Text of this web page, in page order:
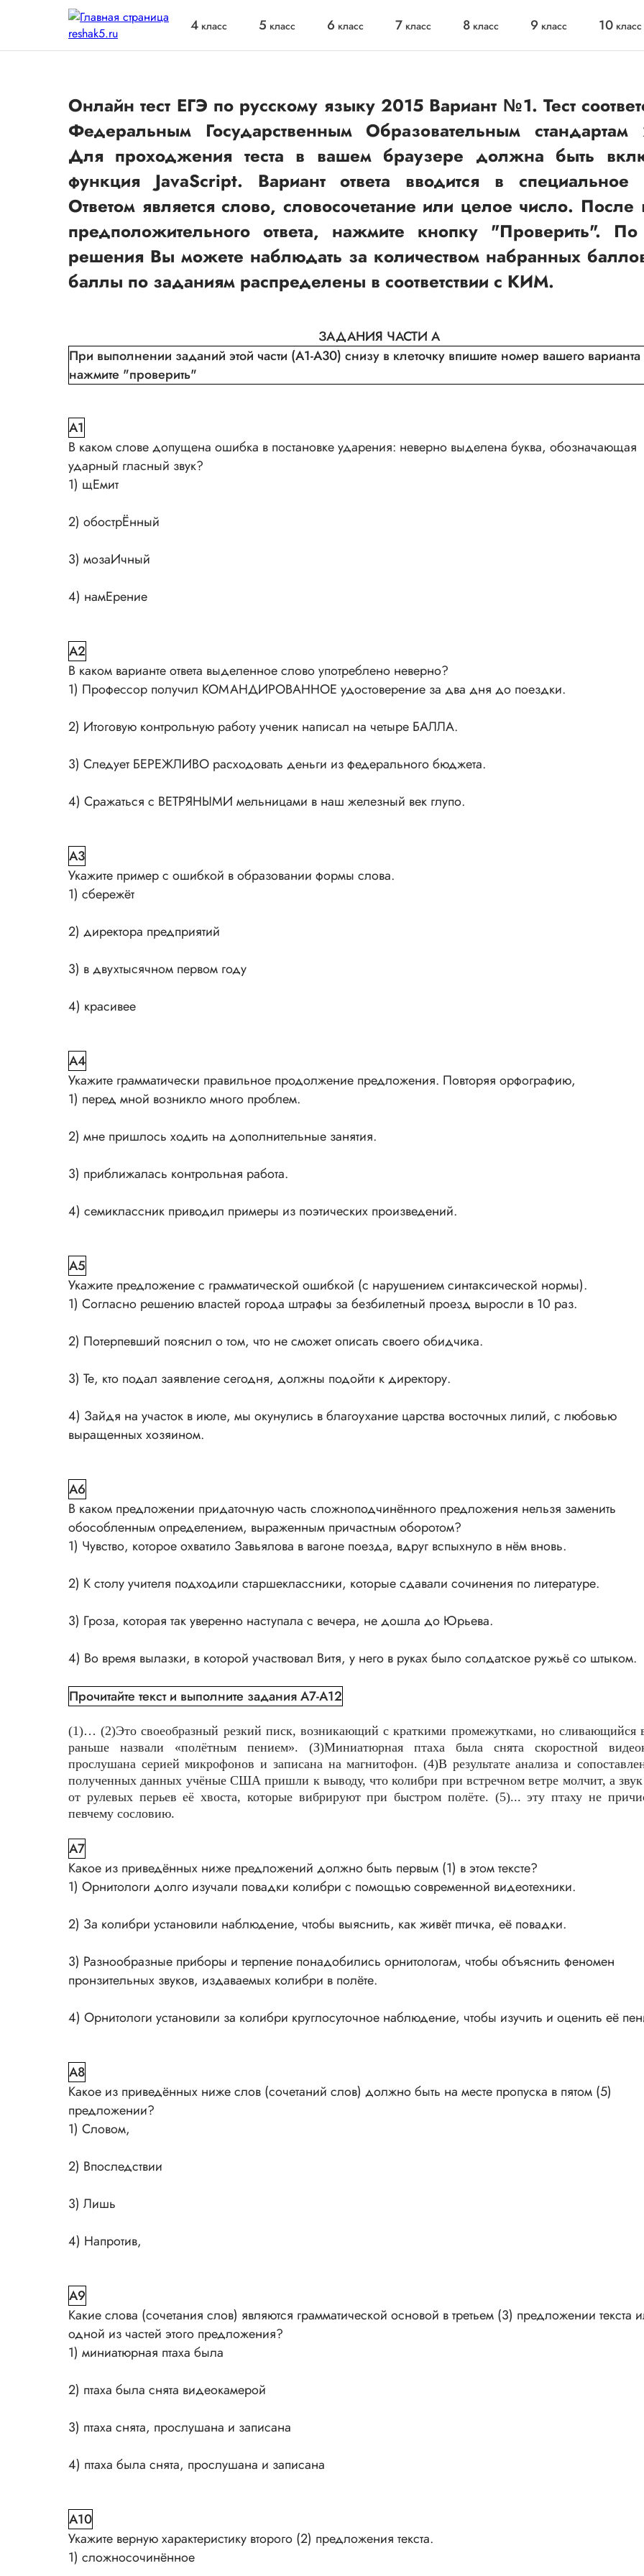
4 класс 5 класс 6 класс 7 класс 8 класс 9 класс 10 класс
Онлайн тест ЕГЭ по русскому языку 2015 Вариант №1. Тест
Федеральным Государственным Образовательным стандартам
Для проходжения теста в вашем браузере должна быть
функция JavaScript. Вариант ответа вводится в специальное
Ответом является слово, словосочетание или целое число. После
предположительного ответа, нажмите кнопку "Проверить".
решения Вы можете наблюдать за количеством набранных
баллы по заданиям распределены в соответствии с КИМ.
ЗАДАНИЯ ЧАСТИ A
При выполнении заданий этой части (А1-А30) снизу в клеточку впишите номер вашего варианта
нажмите "проверить"
A1
В каком слове допущена ошибка в постановке ударения: неверно выделена буква, обозначающая
ударный гласный звук?
1) щЕмит
2) обострЁнный
3) мозаИчный
4) намЕрение
A2
В каком варианте ответа выделенное слово употреблено неверно?
1) Профессор получил КОМАНДИРОВАННОЕ удостоверение за два дня до поездки.
2) Итоговую контрольную работу ученик написал на четыре БАЛЛА.
3) Следует БЕРЕЖЛИВО расходовать деньги из федерального бюджета.
4) Сражаться с ВЕТРЯНЫМИ мельницами в наш железный век глупо.
A3
Укажите пример с ошибкой в образовании формы слова.
1) сбережёт
2) директора предприятий
3) в двухтысячном первом году
4) красивее
A4
Укажите грамматически правильное продолжение предложения. Повторяя орфографию,
1) перед мной возникло много проблем.
2) мне пришлось ходить на дополнительные занятия.
3) приближалась контрольная работа.
4) семиклассник приводил примеры из поэтических произведений.
A5
Укажите предложение с грамматической ошибкой (с нарушением синтаксической нормы).
1) Согласно решению властей города штрафы за безбилетный проезд выросли в 10 раз.
2) Потерпевший пояснил о том, что не сможет описать своего обидчика.
3) Те, кто подал заявление сегодня, должны подойти к директору.
4) Зайдя на участок в июле, мы окунулись в благоухание царства восточных лилий, с любовью
выращенных хозяином.
A6
В каком предложении придаточную часть сложноподчинённого предложения нельзя заменить
обособленным определением, выраженным причастным оборотом?
1) Чувство, которое охватило Завьялова в вагоне поезда, вдруг вспыхнуло в нём вновь.
2) К столу учителя подходили старшеклассники, которые сдавали сочинения по литературе.
3) Гроза, которая так уверенно наступала с вечера, не дошла до Юрьева.
4) Во время вылазки, в которой участвовал Витя, у него в руках было солдатское ружьё со штыком.
Прочитайте текст и выполните задания А7-А12
(1)… (2)Это своеобразный резкий писк, возникающий с краткими промежутками, но сливающийся
раньше назвали «полётным пением». (З)Миниатюрная птаха была снята скоростной
прослушана серией микрофонов и записана на магнитофон. (4)В результате анализа и
полученных данных учёные США пришли к выводу, что колибри при встречном ветре молчит, а звук
от рулевых перьев её хвоста, которые вибрируют при быстром полёте. (5)... эту птаху не
певчему сословию.
A7
Какое из приведённых ниже предложений должно быть первым (1) в этом тексте?
1) Орнитологи долго изучали повадки колибри с помощью современной видеотехники.
2) За колибри установили наблюдение, чтобы выяснить, как живёт птичка, её повадки.
3) Разнообразные приборы и терпение понадобились орнитологам, чтобы объяснить феномен
пронзительных звуков, издаваемых колибри в полёте.
4) Орнитологи установили за колибри круглосуточное наблюдение, чтобы изучить и оценить её
A8
Какое из приведённых ниже слов (сочетаний слов) должно быть на месте пропуска в пятом (5)
предложении?
1) Словом,
2) Впоследствии
3) Лишь
4) Напротив,
A9
Какие слова (сочетания слов) являются грамматической основой в третьем (3) предложении текста
одной из частей этого предложения?
1) миниатюрная птаха была
2) птаха была снята видеокамерой
3) птаха снята, прослушана и записана
4) птаха была снята, прослушана и записана
A10
Укажите верную характеристику второго (2) предложения текста.
1) сложносочинённое